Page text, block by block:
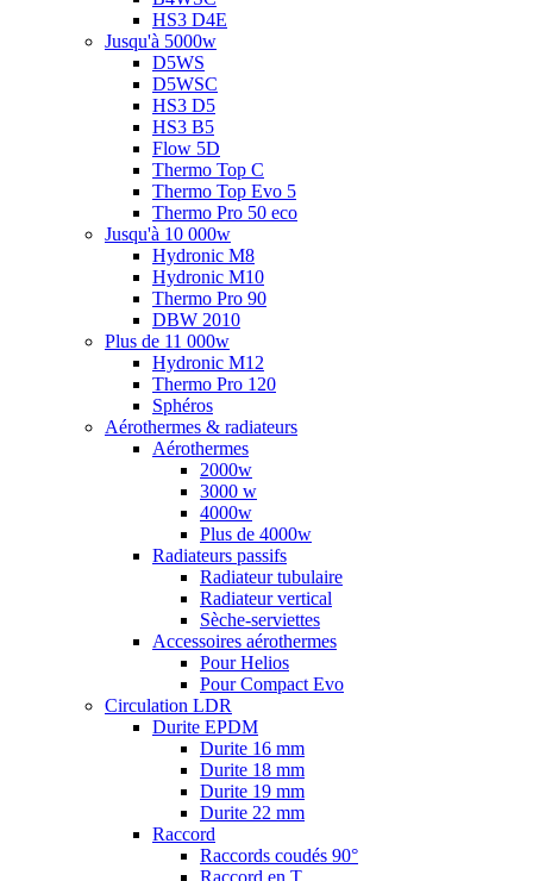
HS3 D4E
Jusqu'à 5000w
D5WS
D5WSC
HS3 D5
HS3 B5
Flow 5D
Thermo Top C
Thermo Top Evo 5
Thermo Pro 50 eco
Jusqu'à 10 000w
Hydronic M8
Hydronic M10
Thermo Pro 90
DBW 2010
Plus de 11 000w
Hydronic M12
Thermo Pro 120
Sphéros
Aérothermes & radiateurs
Aérothermes
2000w
3000 w
4000w
Plus de 4000w
Radiateurs passifs
Radiateur tubulaire
Radiateur vertical
Sèche-serviettes
Accessoires aérothermes
Pour Helios
Pour Compact Evo
Circulation LDR
Durite EPDM
Durite 16 mm
Durite 18 mm
Durite 19 mm
Durite 22 mm
Raccord
Raccords coudés 90°
Raccord en T